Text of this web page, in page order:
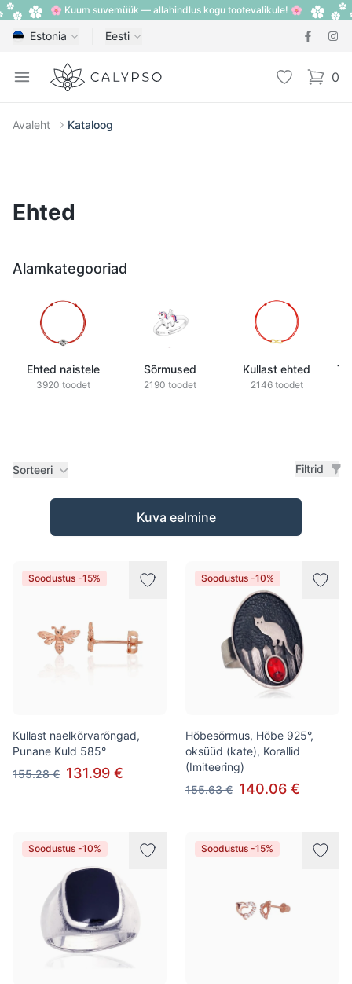
🌸 Kuum suvemüük — allahindlus kogu tootevalikule! 🌸
Estonia Eesti
Open menu
Calypso Lemmik 0
items
Avaleht Kataloog
Ehted
Alamkategooriad
Ehted naistele
3920 toodet
Sõrmused
2190 toodet
Kullast ehted
2146 toodet
Sorteeri Filtrid
Tooted
Kuva eelmine
Soodustus -15%
Kullast naelkõrvarõngad,
Punane Kuld 585°
155.28 € 131.99 €
Soodustus -10%
Hõbesõrmus, Hõbe 925°,
oksüüd (kate), Korallid
(Imiteering)
155.63 € 140.06 €
Soodustus -10% Soodustus -15%